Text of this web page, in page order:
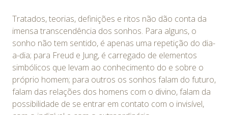
Tratados, teorias, definições e ritos não dão conta da
imensa transcendência dos sonhos. Para alguns, o
sonho não tem sentido, é apenas uma repetição do dia-
a-dia; para Freud e Jung, é carregado de elementos
simbólicos que levam ao conhecimento do e sobre o
próprio homem; para outros os sonhos falam do futuro,
falam das relações dos homens com o divino, falam da
possibilidade de se entrar em contato com o invisível,